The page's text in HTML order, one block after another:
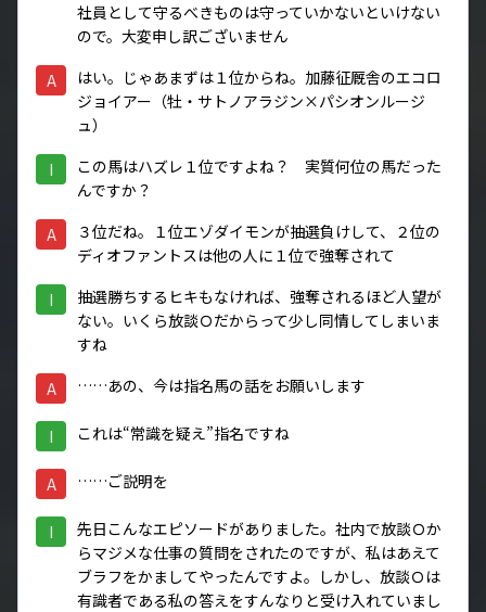
社員として守るべきものは守っていかないといけない
ので。大変申し訳ございません
A
はい。じゃあまずは１位からね。加藤征厩舎のエコロ
ジョイアー（牡・サトノアラジン×パシオンルージ
ュ）
I
この馬はハズレ１位ですよね？ 実質何位の馬だった
んですか？
A
３位だね。１位エゾダイモンが抽選負けして、２位の
ディオファントスは他の人に１位で強奪されて
I
抽選勝ちするヒキもなければ、強奪されるほど人望が
ない。いくら放談Ｏだからって少し同情してしまいま
すね
A ……あの、今は指名馬の話をお願いします
I これは“常識を疑え”指名ですね
A ……ご説明を
I
先日こんなエピソードがありました。社内で放談Ｏか
らマジメな仕事の質問をされたのですが、私はあえて
ブラフをかましてやったんですよ。しかし、放談Ｏは
有識者である私の答えをすんなりと受け入れていまし